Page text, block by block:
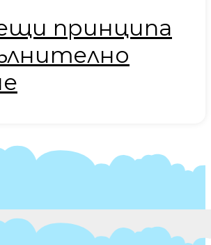
принципа